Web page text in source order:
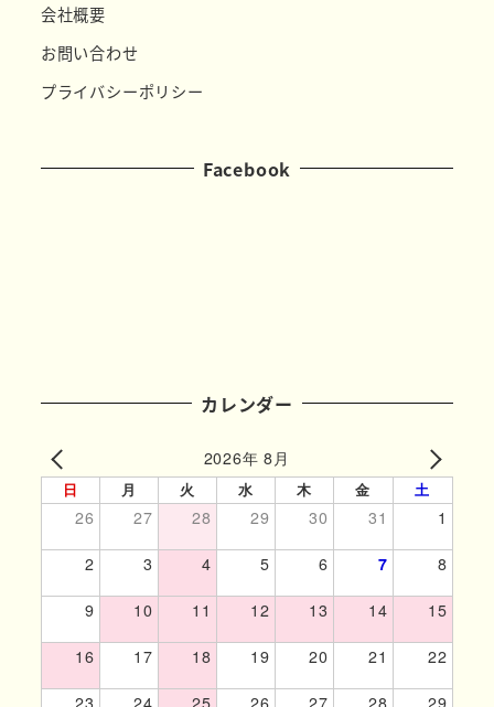
会社概要
お問い合わせ
プライバシーポリシー
Facebook
カレンダー
2026年 8月
日 月 火 水 木 金 土
26 27 28 29 30 31 1
2 3 4 5 6 7 8
9 10 11 12 13 14 15
16 17 18 19 20 21 22
23 24 25 26 27 28 29